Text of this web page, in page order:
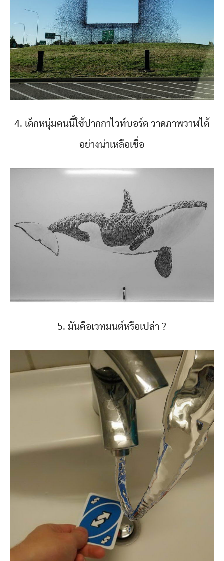
4. เด็กหนุ่มคนนี้ใช้ปากกาไวท์บอร์ด วาดภาพวาฬได้
อย่างน่าเหลือเชื่อ
5. มันคือเวทมนต์หรือเปล่า ?